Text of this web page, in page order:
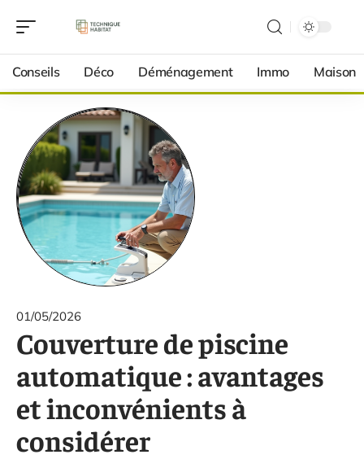
Conseils Déco Déménagement Immo Maison
01/05/2026
Couverture de piscine
automatique : avantages
et inconvénients à
considérer